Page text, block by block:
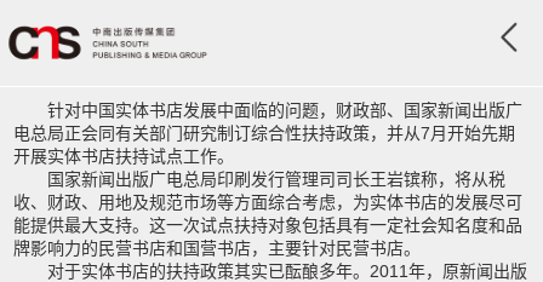
针对中国实体书店发展中面临的问题，财政部、国家新闻出版广
电总局正会同有关部门研究制订综合性扶持政策，并从7月开始先期
开展实体书店扶持试点工作。
国家新闻出版广电总局印刷发行管理司司长王岩镔称，将从税
收、财政、用地及规范市场等方面综合考虑，为实体书店的发展尽可
能提供最大支持。这一次试点扶持对象包括具有一定社会知名度和品
牌影响力的民营书店和国营书店，主要针对民营书店。
对于实体书店的扶持政策其实已酝酿多年。2011年，原新闻出版